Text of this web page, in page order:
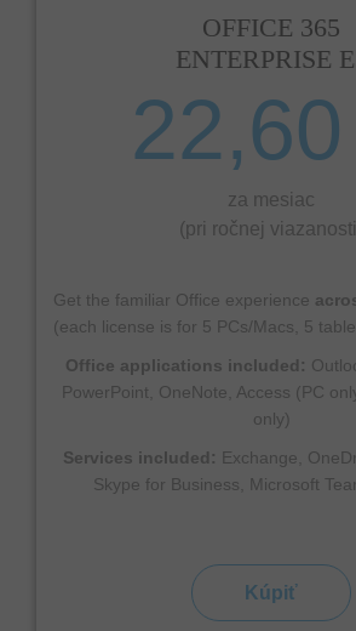
OFFICE 365
ENTERPRISE
za mesiac
(pri ročnej
Get the familiar Office experience
(each license is for 5 PCs/Macs, 5
Office applications included:
PowerPoint, OneNote, Access (PC
only)
Services included: Exchange,
Skype for Business, Microsoft
Kúpiť